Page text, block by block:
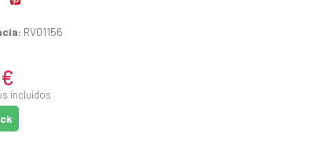
RV01156
incluidos